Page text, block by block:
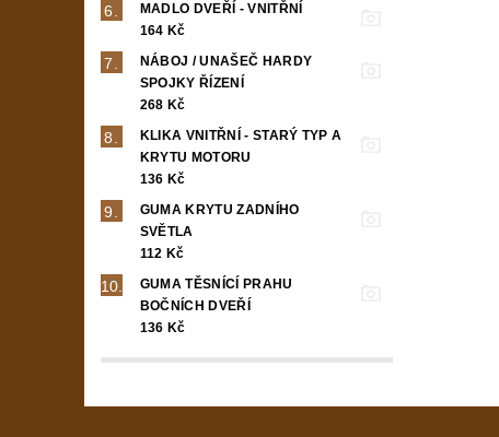
MADLO DVEŘÍ - VNITŘNÍ
164 Kč
NÁBOJ / UNAŠEČ HARDY
SPOJKY ŘÍZENÍ
268 Kč
KLIKA VNITŘNÍ - STARÝ TYP A
KRYTU MOTORU
136 Kč
GUMA KRYTU ZADNÍHO
SVĚTLA
112 Kč
GUMA TĚSNÍCÍ PRAHU
BOČNÍCH DVEŘÍ
136 Kč